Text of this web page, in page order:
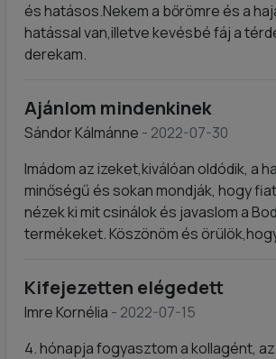
és hatásos.Nekem a bőrömre és a
hatással van,illetve kevésbé fáj a
derekam.
Ajánlom mindenkinek
Sándor Kálmánne - 2022-07-30
Imádom az izeket,kiválóan oldódik, a
minőségű és sokan mondják, hogy
nézek ki mit csinálok és javaslom a
termékeket. Köszönöm és
Kifejezetten elégedett
Imre Kornélia - 2022-07-15
4. hónapja fogyasztom a kollagént,